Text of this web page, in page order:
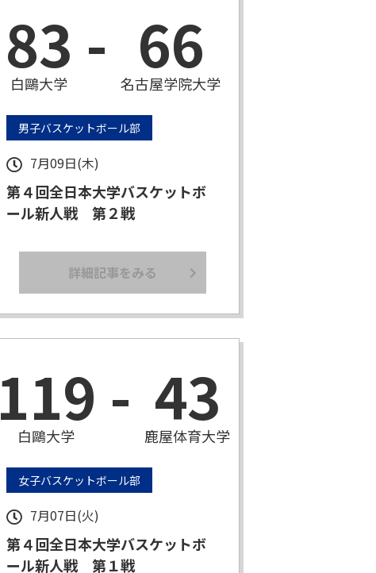
83
白鷗大学 - 66
名古屋学院大学
男子バスケットボール部
7月09日(木)
第４回全日本大学バスケットボ
ール新人戦 第２戦
詳細記事をみる
119
白鷗大学 - 43
鹿屋体育大学
女子バスケットボール部
7月07日(火)
第４回全日本大学バスケットボ
ール新人戦 第１戦